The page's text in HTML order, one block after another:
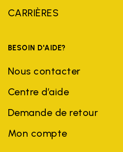
CARRIÈRES
BESOIN D'AIDE?
Nous contacter
Centre d’aide
Demande de retour
Mon compte